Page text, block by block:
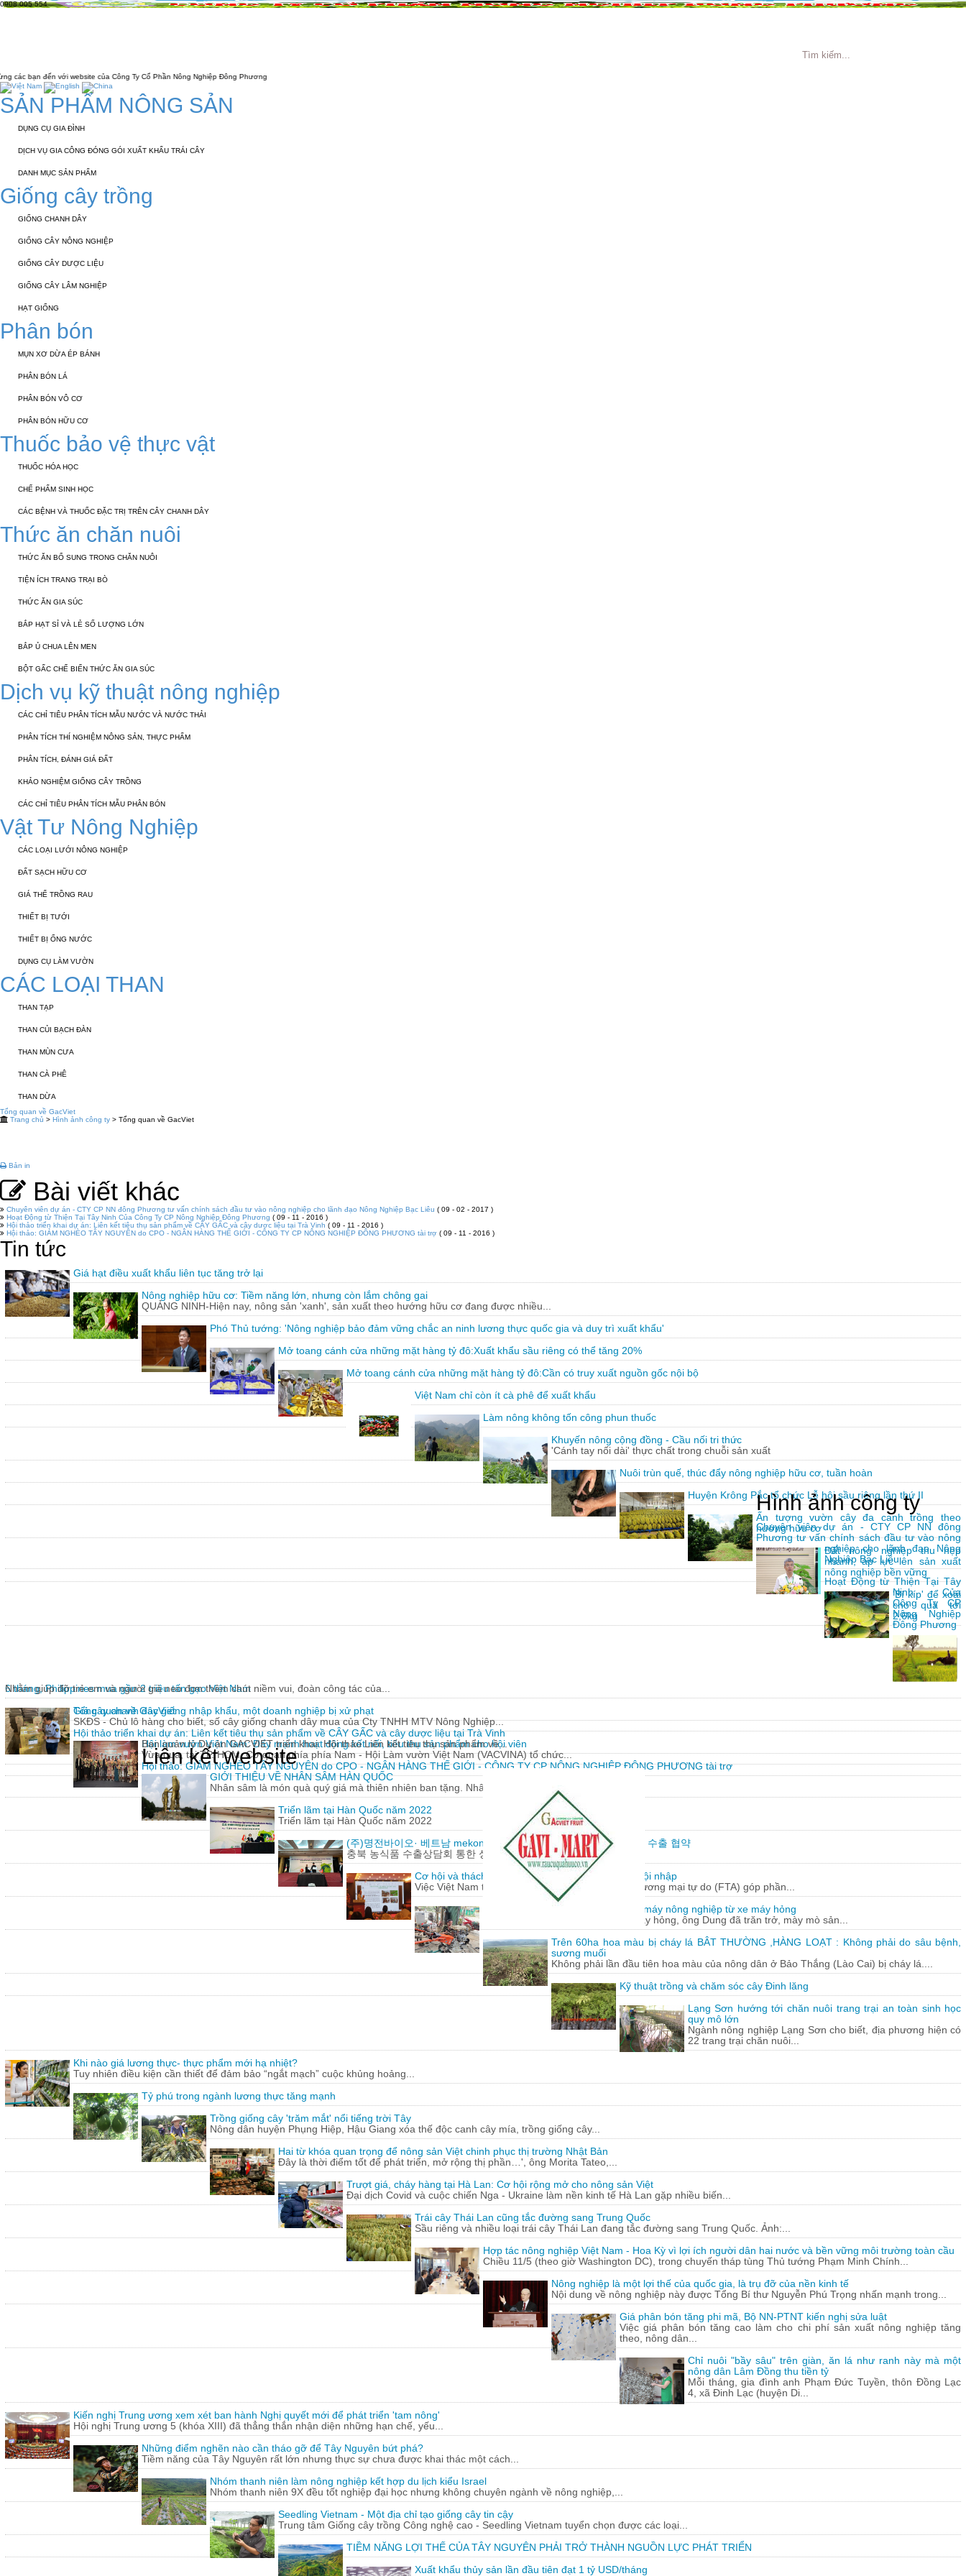
0908 005 554
với website của Công Ty Cổ Phần Nông Nghiệp Đông Phương
SẢN PHẨM NÔNG SẢN
DỤNG CỤ GIA ĐÌNH
DỊCH VỤ GIA CÔNG ĐÓNG GÓI XUẤT KHẨU TRÁI CÂY
DANH MỤC SẢN PHẨM
Giống cây trồng
GIỐNG CHANH DÂY
GIỐNG CÂY NÔNG NGHIỆP
GIỐNG CÂY DƯỢC LIỆU
GIỐNG CÂY LÂM NGHIỆP
HẠT GIỐNG
Phân bón
MỤN XƠ DỪA ÉP BÁNH
PHÂN BÓN LÁ
PHÂN BÓN VÔ CƠ
PHÂN BÓN HỮU CƠ
Thuốc bảo vệ thực vật
THUỐC HÓA HỌC
CHẾ PHẨM SINH HỌC
CÁC BỆNH VÀ THUỐC ĐẶC TRỊ TRÊN CÂY CHANH DÂY
Thức ăn chăn nuôi
THỨC ĂN BỔ SUNG TRONG CHĂN NUÔI
TIỆN ÍCH TRANG TRẠI BÒ
THỨC ĂN GIA SÚC
BẮP HẠT SỈ VÀ LẺ SỐ LƯỢNG LỚN
BẮP Ủ CHUA LÊN MEN
BỘT GẤC CHẾ BIẾN THỨC ĂN GIA SÚC
Dịch vụ kỹ thuật nông nghiệp
CÁC CHỈ TIÊU PHÂN TÍCH MẪU NƯỚC VÀ NƯỚC THẢI
PHÂN TÍCH THÍ NGHIỆM NÔNG SẢN, THỰC PHẨM
PHÂN TÍCH, ĐÁNH GIÁ ĐẤT
KHẢO NGHIỆM GIỐNG CÂY TRỒNG
CÁC CHỈ TIÊU PHÂN TÍCH MẪU PHÂN BÓN
Vật Tư Nông Nghiệp
CÁC LOẠI LƯỚI NÔNG NGHIỆP
ĐẤT SẠCH HỮU CƠ
GIÁ THỂ TRỒNG RAU
THIẾT BỊ TƯỚI
THIẾT BỊ ỐNG NƯỚC
DỤNG CỤ LÀM VƯỜN
CÁC LOẠI THAN
THAN TẠP
THAN CỦI BẠCH ĐÀN
THAN MÙN CƯA
THAN CÀ PHÊ
THAN DỪA
Tổng quan về GacViet
Trang chủ > Hình ảnh công ty > Tổng quan về GacViet
Bản in
Bài viết khác
Chuyên viên dự án - CTY CP NN đông Phương tư vấn chính sách đầu tư vào nông nghiệp cho lãnh đạo Nông Nghiệp Bạc Liêu ( 09 - 02 - 2017 )
Hoạt Động từ Thiện Tại Tây Ninh Của Công Ty CP Nông Nghiệp Đông Phương ( 09 - 11 - 2016 )
Hội thảo triển khai dự án: Liên kết tiêu thụ sản phẩm về CÂY GẤC và cây dược liệu tại Trà Vinh ( 09 - 11 - 2016 )
Hội thảo: GIẢM NGHÈO TÂY NGUYÊN do CPO - NGÂN HÀNG THẾ GIỚI - CÔNG TY CP NÔNG NGHIỆP ĐÔNG PHƯƠNG tài trợ ( 09 - 11 - 2016 )
Tin tức
Giá hạt điều xuất khẩu liên tục tăng trở lại
Nông nghiệp hữu cơ: Tiềm năng lớn, nhưng còn lắm chông gai
QUẢNG NINH-Hiện nay, nông sản 'xanh', sản xuất theo hướng hữu cơ đang được nhiều...
Phó Thủ tướng: 'Nông nghiệp bảo đảm vững chắc an ninh lương thực quốc gia và duy trì xuất khẩu'
Mở toang cánh cửa những mặt hàng tỷ đô:Xuất khẩu sầu riêng có thể tăng 20%
Mở toang cánh cửa những mặt hàng tỷ đô:Cần có truy xuất nguồn gốc nội bộ
Việt Nam chỉ còn ít cà phê để xuất khẩu
Làm nông không tốn công phun thuốc
Khuyến nông cộng đồng - Cầu nối tri thức
'Cánh tay nối dài' thực chất trong chuỗi sản xuất
Nuôi trùn quế, thúc đẩy nông nghiệp hữu cơ, tuần hoàn
Huyện Krông Pắc tổ chức Lễ hội sầu riêng lần thứ II
Ấn tượng vườn cây đa canh trồng theo
hướng hữu cơ
Đất nông nghiệp thu hẹp
nhanh, áp lực lên sản xuất
nông nghiệp bền vững
'Bí kíp' để xoài
cho quả tới
2,6kg
6 tháng, Philippines mua gần 2 triệu tấn gạo Việt Nam
Giả cây chanh dây giống nhập khẩu, một doanh nghiệp bị xử phạt
SKĐS - Chủ lô hàng cho biết, số cây giống chanh dây mua của Cty TNHH MTV Nông Nghiệp...
Hội làm vườn Việt Nam: Đẩy mạnh hoạt động kết nối, tiêu thụ sản phẩm cho hội viên
Vừa qua, tại TP. HCM, Cơ quan phía phía Nam - Hội Làm vườn Việt Nam (VACVINA) tổ chức...
GIỚI THIỆU VỀ NHÂN SÂM HÀN QUỐC
Nhân sâm là món quà quý giá mà thiên nhiên ban tặng. Nhân sâm có nguồn gốc từ...
Triển lãm tại Hàn Quốc năm 2022
Triển lãm tại Hàn Quốc năm 2022
(주)명전바이오· 베트남 mekong herbals corporation 기업 100만불 수출 협약
충북 농식품 수출상담회 통한 성과에 감사
Cơ hội và thách thức cho nông sản Việt Nam khi hội nhập
Việc Việt Nam tham gia hàng loạt các hiệp định thương mại tự do (FTA) góp phần...
Lão nông 'gàn' sáng chế hàng loạt máy nông nghiệp từ xe máy hỏng
Từ những động cơ, phụ tùng xe máy hỏng, ông Dung đã trăn trở, mày mò sản...
Trên 60ha hoa màu bị cháy lá BÂT THƯỜNG ,HÀNG LOẠT : Không phải do sâu bệnh,
sương muối
Không phải lần đầu tiên hoa màu của nông dân ở Bảo Thắng (Lào Cai) bị cháy lá....
Kỹ thuật trồng và chăm sóc cây Đinh lăng
Lạng Sơn hướng tới chăn nuôi trang trại an toàn sinh học
quy mô lớn
Ngành nông nghiệp Lạng Sơn cho biết, địa phương hiện có
22 trang trại chăn nuôi...
Khi nào giá lương thực- thực phẩm mới hạ nhiệt?
Tuy nhiên điều kiện cần thiết để đảm bảo “ngắt mạch” cuộc khủng hoảng...
Tỷ phú trong ngành lương thực tăng mạnh
Trồng giống cây 'trăm mắt' nổi tiếng trời Tây
Nông dân huyện Phụng Hiệp, Hậu Giang xóa thế độc canh cây mía, trồng giống cây...
Hai từ khóa quan trọng để nông sản Việt chinh phục thị trường Nhật Bản
Đây là thời điểm tốt để phát triển, mở rộng thị phần…', ông Morita Tateo,...
Trượt giá, cháy hàng tại Hà Lan: Cơ hội rộng mở cho nông sản Việt
Đại dịch Covid và cuộc chiến Nga - Ukraine làm nền kinh tế Hà Lan gặp nhiều biến...
Trái cây Thái Lan cũng tắc đường sang Trung Quốc
Sầu riêng và nhiều loại trái cây Thái Lan đang tắc đường sang Trung Quốc. Ảnh:...
Hợp tác nông nghiệp Việt Nam - Hoa Kỳ vì lợi ích người dân hai nước và bền vững môi trường toàn cầu
Chiều 11/5 (theo giờ Washington DC), trong chuyến tháp tùng Thủ tướng Phạm Minh Chính...
Nông nghiệp là một lợi thế của quốc gia, là trụ đỡ của nền kinh tế
Nội dung về nông nghiệp này được Tổng Bí thư Nguyễn Phú Trọng nhấn mạnh trong...
Giá phân bón tăng phi mã, Bộ NN-PTNT kiến nghị sửa luật
Việc giá phân bón tăng cao làm cho chi phí sản xuất nông nghiệp tăng
theo, nông dân...
Chỉ nuôi "bầy sâu" trên giàn, ăn lá như ranh này mà một
nông dân Lâm Đồng thu tiền tỷ
Mỗi tháng, gia đình anh Phạm Đức Tuyền, thôn Đồng Lạc
4, xã Đinh Lạc (huyện Di...
Kiến nghị Trung ương xem xét ban hành Nghị quyết mới để phát triển 'tam nông'
Hội nghị Trung ương 5 (khóa XIII) đã thẳng thắn nhận diện những hạn chế, yếu...
Những điểm nghẽn nào cần tháo gỡ để Tây Nguyên bứt phá?
Tiềm năng của Tây Nguyên rất lớn nhưng thực sự chưa được khai thác một cách...
Nhóm thanh niên làm nông nghiệp kết hợp du lịch kiểu Israel
Nhóm thanh niên 9X đều tốt nghiệp đại học nhưng không chuyên ngành về nông nghiệp,...
Seedling Vietnam - Một địa chỉ tạo giống cây tin cậy
Trung tâm Giống cây trồng Công nghệ cao - Seedling Vietnam tuyển chọn được các loại...
TIỀM NĂNG LỢI THẾ CỦA TÂY NGUYÊN PHẢI TRỞ THÀNH NGUỒN LỰC PHÁT TRIỂN
Xuất khẩu thủy sản lần đầu tiên đạt 1 tỷ USD/tháng
Hình ảnh công ty
Chuyên viên dự án - CTY CP NN đông
Phương tư vấn chính sách đầu tư vào nông
nghiệp cho lãnh đạo Nông
Nghiệp Bạc Liêu
Hoạt Động từ Thiện Tại Tây
Ninh Của
Công Ty CP
Nông Nghiệp
Đông Phương
Nhằm giúp đỡ trẻ em và người già neo đơn thêm chút niềm vui, đoàn công tác của...
Tổng quan về GacViet
Hội thảo triển khai dự án: Liên kết tiêu thụ sản phẩm về CÂY GẤC và cây dược liệu tại Trà Vinh
Ban quản lý Dự án GACVIET triển khai: Hội thảo Liên kết tiêu thụ sản phẩm về...
Hội thảo: GIẢM NGHÈO TÂY NGUYÊN do CPO - NGÂN HÀNG THẾ GIỚI - CÔNG TY CP NÔNG NGHIỆP ĐÔNG PHƯƠNG tài trợ
Liên kết website